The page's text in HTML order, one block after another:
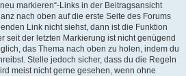
markieren“-Links in der Beitragsansicht
nach oben auf die erste Seite des Forums
Link nicht siehst, dann ist die Funktion
seit der letzten Markierung ist nicht genügend
das Thema nach oben zu holen, indem du
Stelle jedoch sicher, dass du die Regeln
meist nicht gerne gesehen, wenn ohne